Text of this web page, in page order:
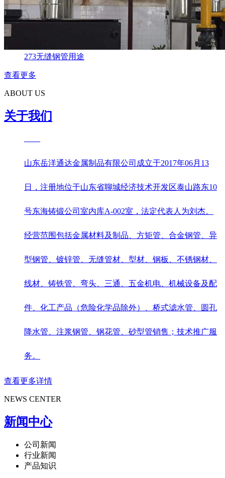
273无缝钢管用途
查看更多
ABOUT US
关于我们
山东岳洋通达金属制品有限公司成立于2017年06月13
日，注册地位于山东省聊城经济技术开发区泰山路东10
号东海铸锻公司室内库A-002室，法定代表人为刘杰。
经营范围包括金属材料及制品、方矩管、合金钢管、异
型钢管、镀锌管、无缝管材、型材、钢板、不锈钢材、
线材、铸铁管、弯头、三通、五金机电、机械设备及配
件、化工产品（危险化学品除外）、桥式滤水管、圆孔
降水管、注浆钢管、钢花管、砂型管销售；技术推广服
务。
查看更多详情
NEWS CENTER
新闻中心
公司新闻
行业新闻
产品知识